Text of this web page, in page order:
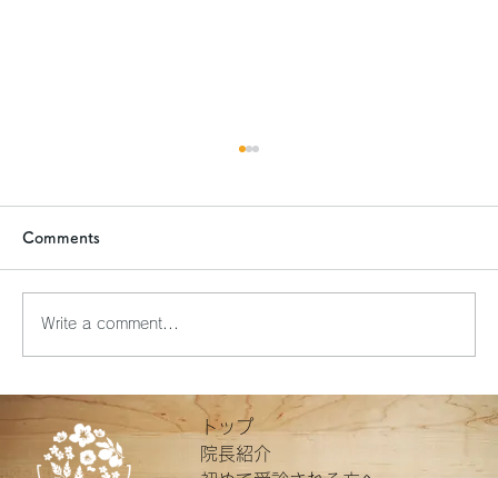
ふれあいサロン勉強会
Comments
Write a comment...
トップ
院長紹介